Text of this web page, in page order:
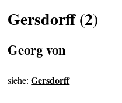
Gersdorff (2)
Georg von
siehe:Gersdorff